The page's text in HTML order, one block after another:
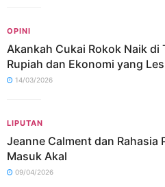
OPINI
Akankah Cukai Rokok Naik di
Rupiah dan Ekonomi yang
14/03/2026
LIPUTAN
Jeanne Calment dan Rahasia
Masuk Akal
09/04/2026